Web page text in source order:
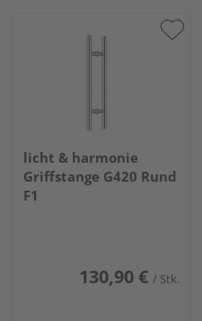
licht & harmonie
Griffstange G420 Rund
F1
130,90 € / Stk.